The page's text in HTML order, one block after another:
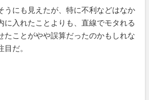
にも見えたが、特に不利などはなか
に入れたことよりも、直線でモタれる
たことがやや誤算だったのかもしれな
だ。